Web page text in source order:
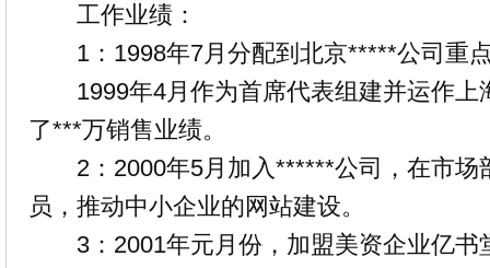
工作业绩：
1：1998年7月分配到北京*****公司重
1999年4月作为首席代表组建并运作上
了***万销售业绩。
2：2000年5月加入******公司，在市场
员，推动中小企业的网站建设。
3：2001年元月份，加盟美资企业亿书